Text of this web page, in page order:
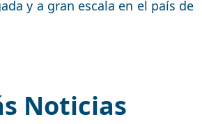
y a gran escala en el país de
Noticias